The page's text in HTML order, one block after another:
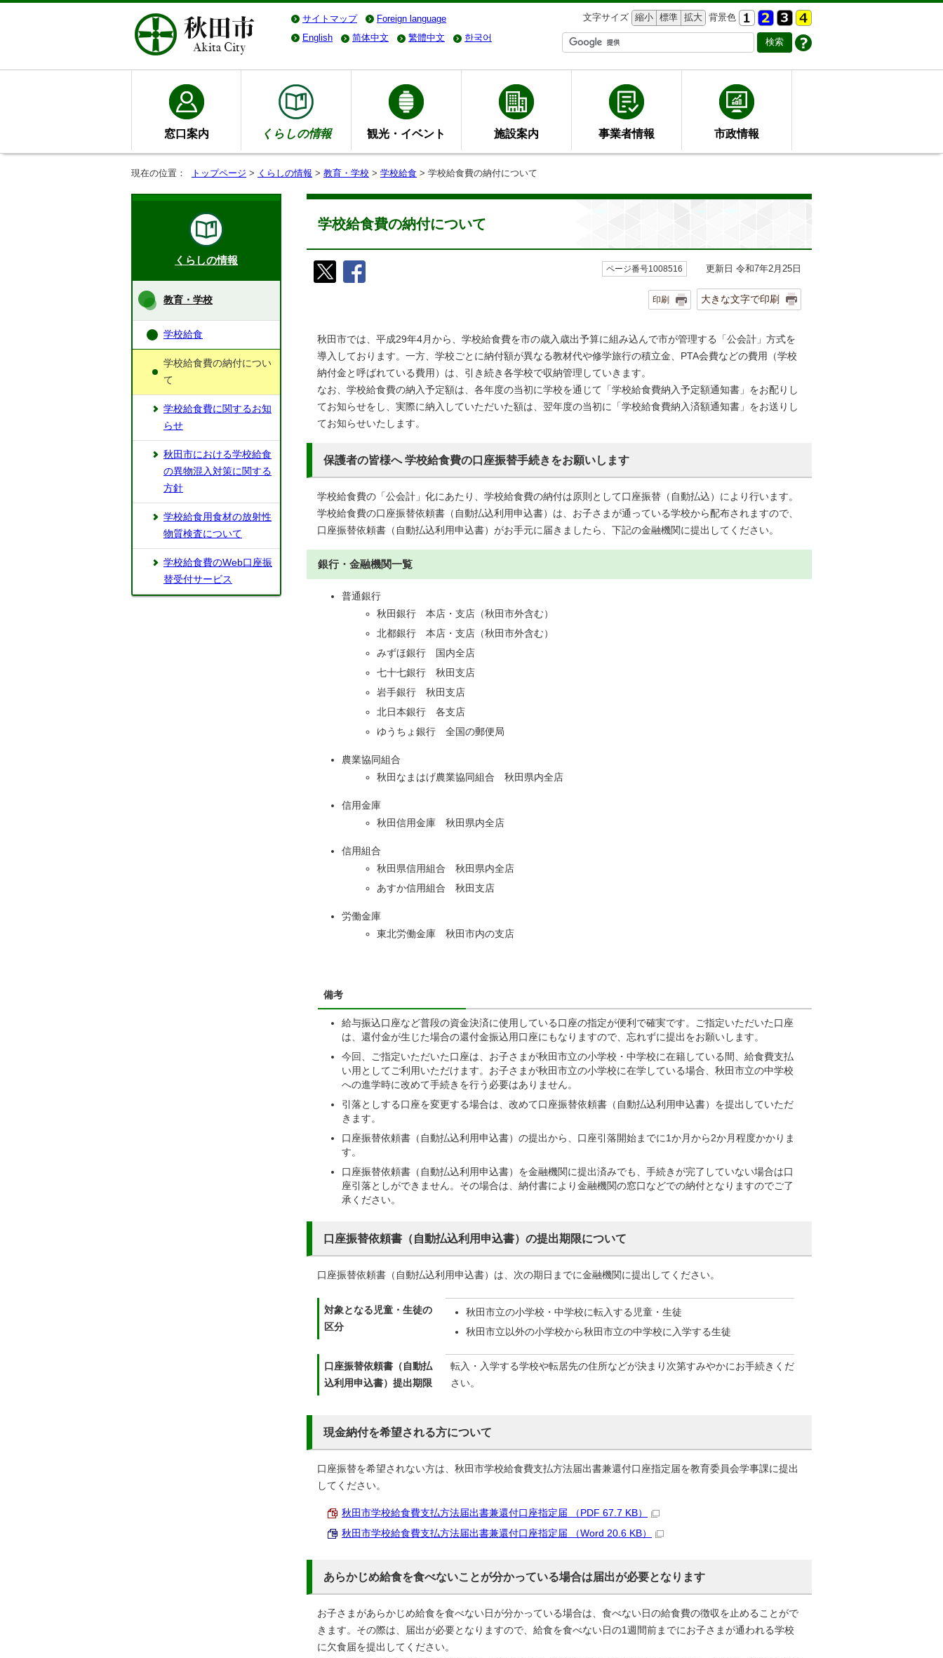
サイトマップ Foreign language 文字サイズ 縮小 標準 拡大 背景色
English
简体中文 繁體中文 한국어
窓口案内 くらしの情報 観光・イベント 施設案内 事業者情報 市政情報
現在の位置： トップページ > くらしの情報 > 教育・学校 > 学校給食 > 学校給食費の納付について
学校給食費の納付について
ページ番号1008516 更新日 令和7年2月25日
印刷 大きな文字で印刷
秋田市では、平成29年4月から、学校給食費を市の歳入歳出予算に組み込んで市が管理する「公会計」方式を
導入しております。一方、学校ごとに納付額が異なる教材代や修学旅行の積立金、PTA会費などの費用（学校
納付金と呼ばれている費用）は、引き続き各学校で収納管理していきます。
なお、学校給食費の納入予定額は、各年度の当初に学校を通じて「学校給食費納入予定額通知書」をお配りし
てお知らせをし、実際に納入していただいた額は、翌年度の当初に「学校給食費納入済額通知書」をお送りし
てお知らせいたします。
保護者の皆様へ 学校給食費の口座振替手続きをお願いします
学校給食費の「公会計」化にあたり、学校給食費の納付は原則として口座振替（自動払込）により行います。
学校給食費の口座振替依頼書（自動払込利用申込書）は、お子さまが通っている学校から配布されますので、
口座振替依頼書（自動払込利用申込書）がお手元に届きましたら、下記の金融機関に提出してください。
銀行・金融機関一覧
普通銀行
秋田銀行 本店・支店（秋田市外含む）
北都銀行 本店・支店（秋田市外含む）
みずほ銀行 国内全店
七十七銀行 秋田支店
岩手銀行 秋田支店
北日本銀行 各支店
ゆうちょ銀行 全国の郵便局
農業協同組合
秋田なまはげ農業協同組合 秋田県内全店
信用金庫
秋田信用金庫 秋田県内全店
信用組合
秋田県信用組合 秋田県内全店
あすか信用組合 秋田支店
労働金庫
東北労働金庫 秋田市内の支店
備考
給与振込口座など普段の資金決済に使用している口座の指定が便利で確実です。ご指定いただいた口座
は、還付金が生じた場合の還付金振込用口座にもなりますので、忘れずに提出をお願いします。
今回、ご指定いただいた口座は、お子さまが秋田市立の小学校・中学校に在籍している間、給食費支払
い用としてご利用いただけます。お子さまが秋田市立の小学校に在学している場合、秋田市立の中学校
への進学時に改めて手続きを行う必要はありません。
引落としする口座を変更する場合は、改めて口座振替依頼書（自動払込利用申込書）を提出していただ
きます。
口座振替依頼書（自動払込利用申込書）の提出から、口座引落開始までに1か月から2か月程度かかりま
す。
口座振替依頼書（自動払込利用申込書）を金融機関に提出済みでも、手続きが完了していない場合は口
座引落としができません。その場合は、納付書により金融機関の窓口などでの納付となりますのでご了
承ください。
口座振替依頼書（自動払込利用申込書）の提出期限について
口座振替依頼書（自動払込利用申込書）は、次の期日までに金融機関に提出してください。
対象となる児童・生徒の
区分
秋田市立の小学校・中学校に転入する児童・生徒
秋田市立以外の小学校から秋田市立の中学校に入学する生徒
口座振替依頼書（自動払
込利用申込書）提出期限
転入・入学する学校や転居先の住所などが決まり次第すみやかにお手続きくだ
さい。
現金納付を希望される方について
口座振替を希望されない方は、秋田市学校給食費支払方法届出書兼還付口座指定届を教育委員会学事課に提出
してください。
秋田市学校給食費支払方法届出書兼還付口座指定届 （PDF 67.7 KB）
秋田市学校給食費支払方法届出書兼還付口座指定届 （Word 20.6 KB）
あらかじめ給食を食べないことが分かっている場合は届出が必要となります
お子さまがあらかじめ給食を食べない日が分かっている場合は、食べない日の給食費の徴収を止めることがで
きます。その際は、届出が必要となりますので、給食を食べない日の1週間前までにお子さまが通われる学校
に欠食届を提出してください。
くらしの情報
教育・学校
学校給食
学校給食費の納付につい
て
学校給食費に関するお知
らせ
秋田市における学校給食
の異物混入対策に関する
方針
学校給食用食材の放射性
物質検査について
学校給食費のWeb口座振
替受付サービス